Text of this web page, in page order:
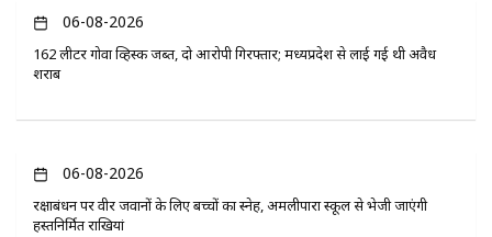
06-08-2026
162 लीटर गोवा व्हिस्की जब्त, दो आरोपी गिरफ्तार; मध्यप्रदेश से लाई गई थी अवैध
शराब
06-08-2026
रक्षाबंधन पर वीर जवानों के लिए बच्चों का स्नेह, अमलीपारा स्कूल से भेजी जाएंगी
हस्तनिर्मित राखियां